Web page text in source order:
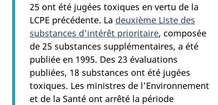
25 ont été jugées toxiques en vertu de la
LCPE précédente. La deuxième Liste des
substances d'intérêt prioritaire, composée
de 25 substances supplémentaires, a été
publiée en 1995. Des 23 évaluations
publiées, 18 substances ont été jugées
toxiques. Les ministres de l'Environnement
et de la Santé ont arrêté la période